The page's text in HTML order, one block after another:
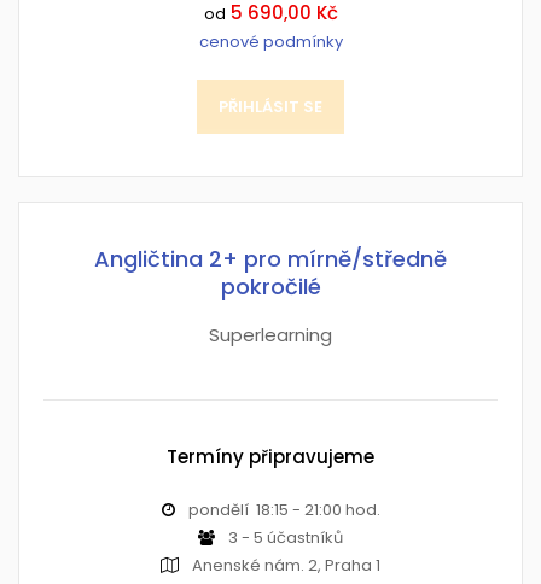
od 5 690,00 Kč
cenové podmínky
PŘIHLÁSIT SE
Angličtina 2+ pro mírně/středně
pokročilé
Superlearning
Termíny připravujeme
pondělí 18:15 - 21:00 hod.
3 - 5 účastníků
Anenské nám. 2, Praha 1